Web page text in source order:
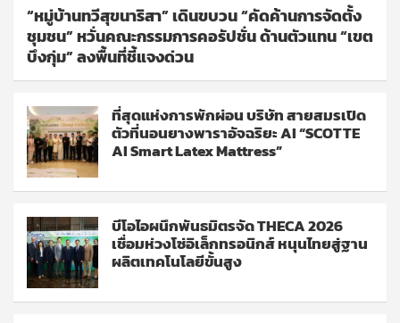
“หมู่บ้านทวีสุขนาริสา” เดินขบวน “คัดค้านการจัดตั้ง
ชุมชน” หวั่นคณะกรรมการคอรัปชั่น ด้านตัวแทน “เขต
บึงกุ่ม” ลงพื้นที่ชี้แจงด่วน
ที่สุดแห่งการพักผ่อน บริษัท สายสมรเปิด
ตัวที่นอนยางพาราอัจฉริยะ AI “SCOTTE
AI Smart Latex Mattress”
บีโอไอผนึกพันธมิตรจัด THECA 2026
เชื่อมห่วงโซ่อิเล็กทรอนิกส์ หนุนไทยสู่ฐาน
ผลิตเทคโนโลยีขั้นสูง